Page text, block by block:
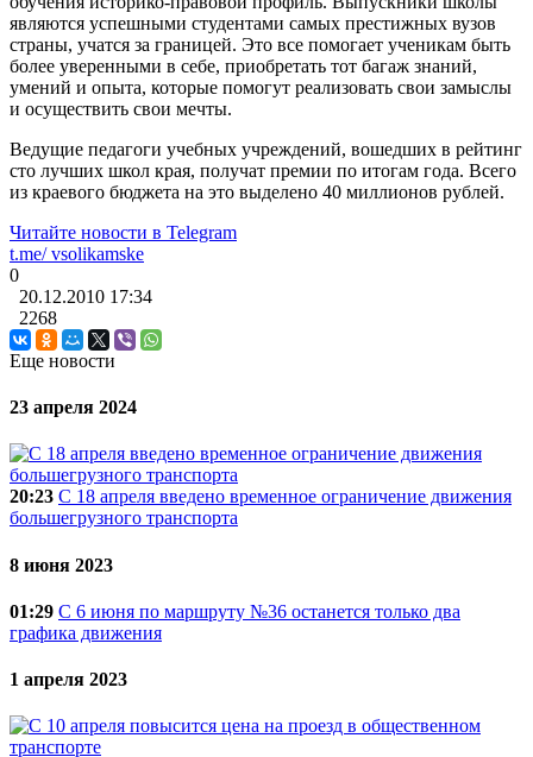
являются успешными студентами самых престижных вузов
страны, учатся за границей. Это все помогает ученикам быть
более уверенными в себе, приобретать тот багаж знаний,
умений и опыта, которые помогут реализовать свои замыслы
и осуществить свои мечты.
Ведущие педагоги учебных учреждений, вошедших в рейтинг
сто лучших школ края, получат премии по итогам года. Всего
из краевого бюджета на это выделено 40 миллионов рублей.
Читайте новости в Telegram
t.me/vsolikamske
0
20.12.2010 17:34
2268
Еще новости
23 апреля 2024
20:23 C 18 апреля введено временное ограничение движения
большегрузного транспорта
8 июня 2023
01:29 С 6 июня по маршруту №36 останется только два
графика движения
1 апреля 2023